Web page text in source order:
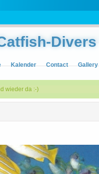
Divers
Kalender Contact Gallery
wieder da :-)